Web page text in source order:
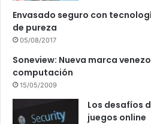
Envasado seguro con
de pureza
05/08/2017
Soneview: Nueva marca
computación
15/05/2009
Los desafíos
juegos online